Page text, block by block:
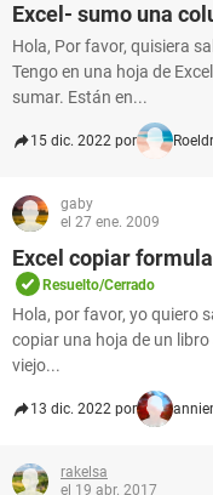
Excel- sumo una
Hola, Por favor, quisiera
Tengo en una hoja de
sumar. Están en...
15 dic. 2022 por
gaby
el 27 ene. 2009
Excel copiar
Resuelto/Cerrado
Hola, por favor, yo quiero
copiar una hoja de un
viejo...
13 dic. 2022 por
rakelsa
el 19 abr. 2017